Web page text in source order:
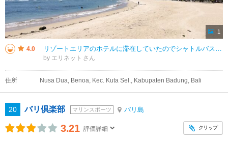
1
4.0 リゾートエリアのホテルに滞在していたのでシャトルバスで来ました。 海は遠浅ではなく波も高いので泳ぐというよりはサーフィン向けみたいでした。 スクールも開催されていました。 ホテルの専用エリアはチェアが置いてあり、タオ
by エリネット
住所 Nusa Dua, Benoa, Kec. Kuta Sel., Kabupaten Badung, Bali
20 バリ倶楽部 マリンスポーツ バリ島
3.21 評価詳細 クリップ